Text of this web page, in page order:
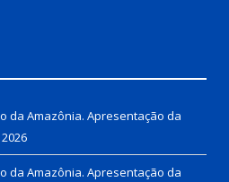
da Amazônia. Apresentação da
da Amazônia. Apresentação da